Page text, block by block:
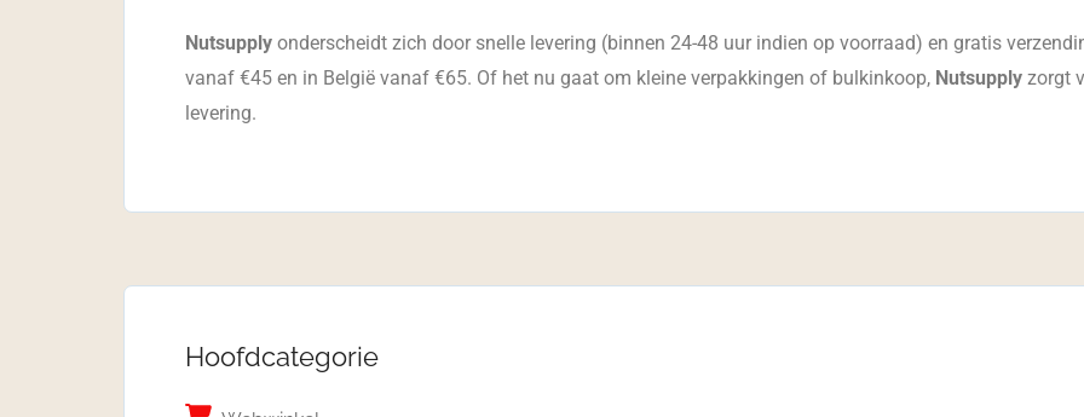
Nutsupply onderscheidt zich door snelle levering (binnen 24-48 uur indien op voorraad) en gratis
vanaf €45 en in België vanaf €65. Of het nu gaat om kleine verpakkingen of bulkinkoop, Nutsupply zorgt
levering.
Hoofdcategorie